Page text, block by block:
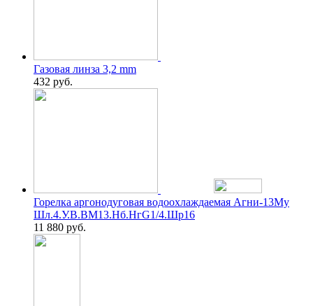
Газовая линза 3,2 mm
432 руб.
Горелка аргонодуговая водоохлаждаемая Агни-13Му
Шл.4.У.В.ВМ13.Нб.НгG1/4.Шр16
11 880 руб.